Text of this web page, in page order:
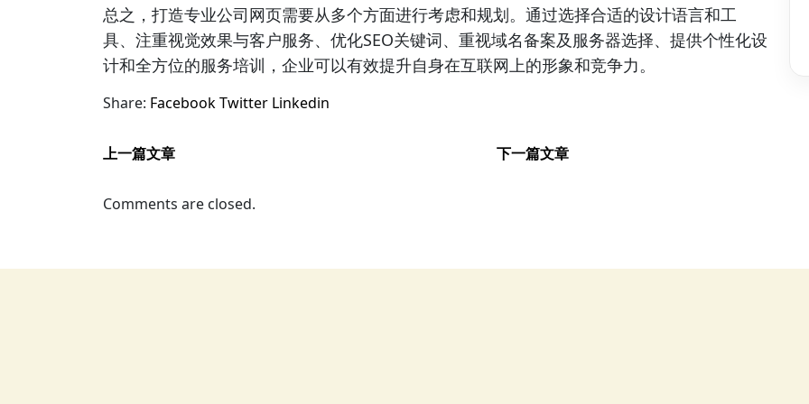
总之，打造专业公司网页需要从多个方面进行考虑和规划。通过选择合适的设计语言和工
具、注重视觉效果与客户服务、优化SEO关键词、重视域名备案及服务器选择、提供个性化设
计和全方位的服务培训，企业可以有效提升自身在互联网上的形象和竞争力。
Share: FacebookTwitter Linkedin
上一篇文章 下一篇文章
Comments are closed.